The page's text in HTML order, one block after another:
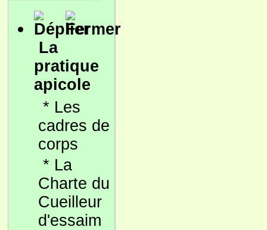
La
pratique
apicole
* Les
cadres de
corps
* La
Charte du
Cueilleur
d'essaim